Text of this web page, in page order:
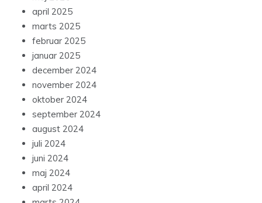
april 2025
marts 2025
februar 2025
januar 2025
december 2024
november 2024
oktober 2024
september 2024
august 2024
juli 2024
juni 2024
maj 2024
april 2024